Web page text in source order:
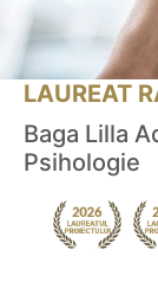
LAUREAT
Baga Lilla
Psihologie